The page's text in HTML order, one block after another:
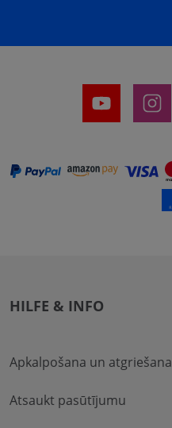
HILFE & INFO
Apkalpošana un atgriešana
Atsaukt pasūtījumu